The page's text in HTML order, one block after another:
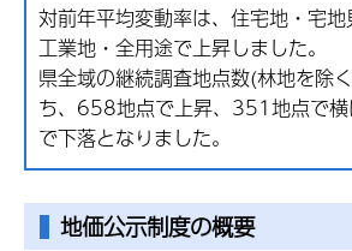
対前年平均変動率は、住宅地・宅地
工業地・全用途で上昇しました。
県全域の継続調査地点数(林地を除
ち、658地点で上昇、351地点で
で下落となりました。
地価公示制度の概要